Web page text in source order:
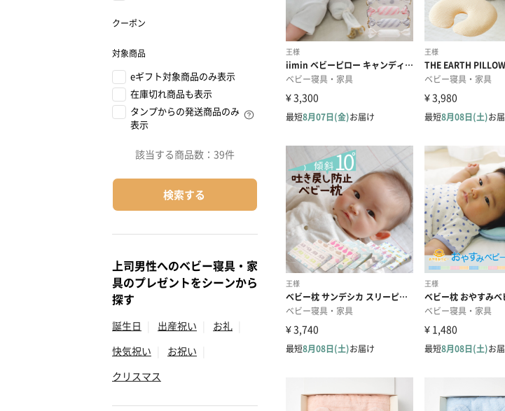
クーポン
対象商品
eギフト対象商品のみ表示
在庫切れ商品も表示
タンプからの発送商品のみ
表示
該当する商品数： 39件
検索する
上司男性へのベビー寝具・家
具のプレゼントをシーンから
探す
誕生日 出産祝い お礼
快気祝い
お祝い
クリスマス